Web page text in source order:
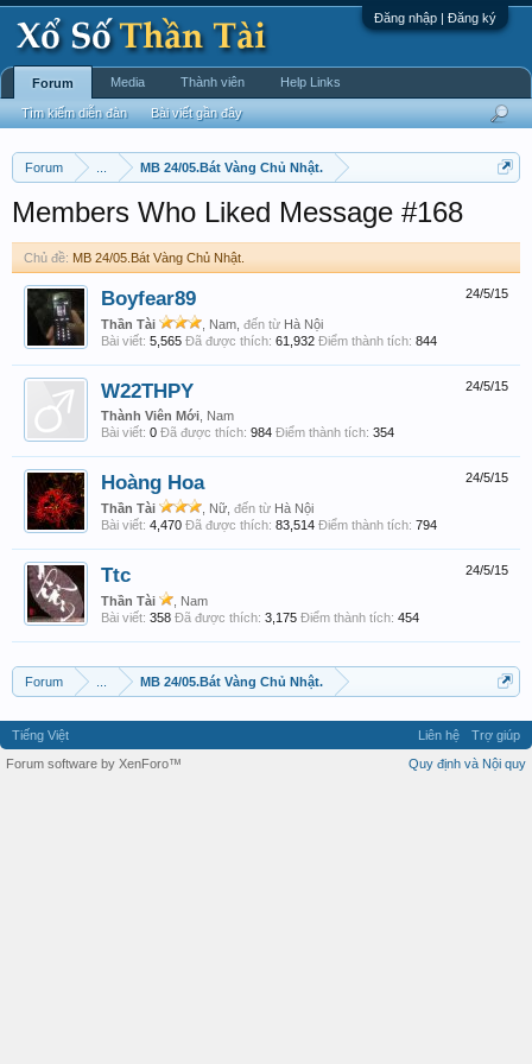
Đăng nhập | Đăng ký
Forum MB 24/05.Bát Vàng Chủ Nhật.
Members Who Liked Message #168
Chủ đề: MB 24/05.Bát Vàng Chủ Nhật.
24/5/15
Boyfear89
Thần Tài , Nam, đến từ Hà Nội
Bài viết: 5,565 Đã được thích: 61,932 Điểm thành tích: 844
24/5/15
W22THPY
Thành Viên Mới , Nam
Bài viết: 0 Đã được thích: 984 Điểm thành tích: 354
24/5/15
Hoàng Hoa
Thần Tài , Nữ, đến từ Hà Nội
Bài viết: 4,470 Đã được thích: 83,514 Điểm thành tích: 794
24/5/15
Ttc
Thần Tài
, Nam
Bài viết: 358 Đã được thích: 3,175 Điểm thành tích: 454
Forum MB 24/05.Bát Vàng Chủ Nhật.
Forum
Tìm kiếm diễn đàn Bài viết gần đây
Media Thành viên Help Links
Tiếng Việt Liên hệ
Trợ giúp
Quy định và Nội quy
Forum software by XenForo™